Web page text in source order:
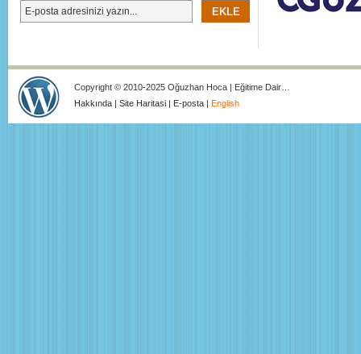
Copyright © 2010-2025 Oğuzhan Hoca | Eğitime Dair…
Hakkında | Site Haritasi | E-posta | English